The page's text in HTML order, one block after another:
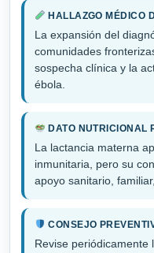
HALLAZGO MÉDICO
La expansión del
comunidades
sospecha clínica y la
ébola.
DATO NUTRICIONAL
La lactancia materna
inmunitaria, pero su
apoyo sanitario,
CONSEJO
Revise periódicamente